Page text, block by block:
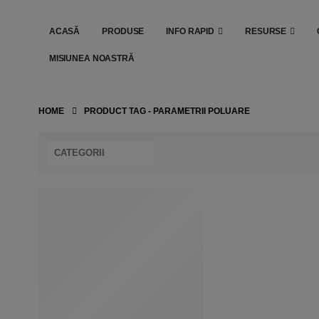
ACASĂ PRODUSE INFO RAPID RESURSE
MISIUNEA NOASTRĂ
HOME PRODUCT TAG - PARAMETRII POLUARE
CATEGORII